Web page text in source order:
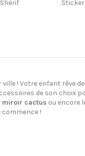
! Votre enfant rêve
de son choix
miroir cactus ou encore
!